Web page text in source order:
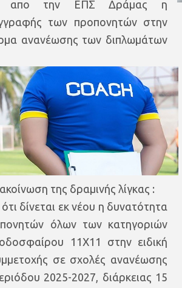
απο την ΕΠΣ Δράμας η
των προπονητών στην
ανανέωσης των διπλωμάτων
της δραμινής λίγκας :
δίνεται εκ νέου η δυνατότητα
όλων των κατηγοριών
11Χ11 στην ειδική
σε σχολές ανανέωσης
2025-2027, διάρκειας 15